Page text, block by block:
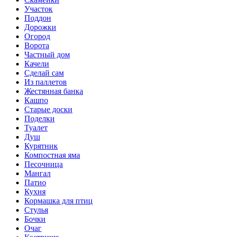
Участок
Поддон
Дорожки
Огород
Ворота
Частный дом
Качели
Сделай сам
Из паллетов
Жестянная банка
Кашпо
Старые доски
Поделки
Туалет
Душ
Курятник
Компостная яма
Песочница
Мангал
Патио
Кухня
Кормашка для птиц
Стулья
Бочки
Очаг